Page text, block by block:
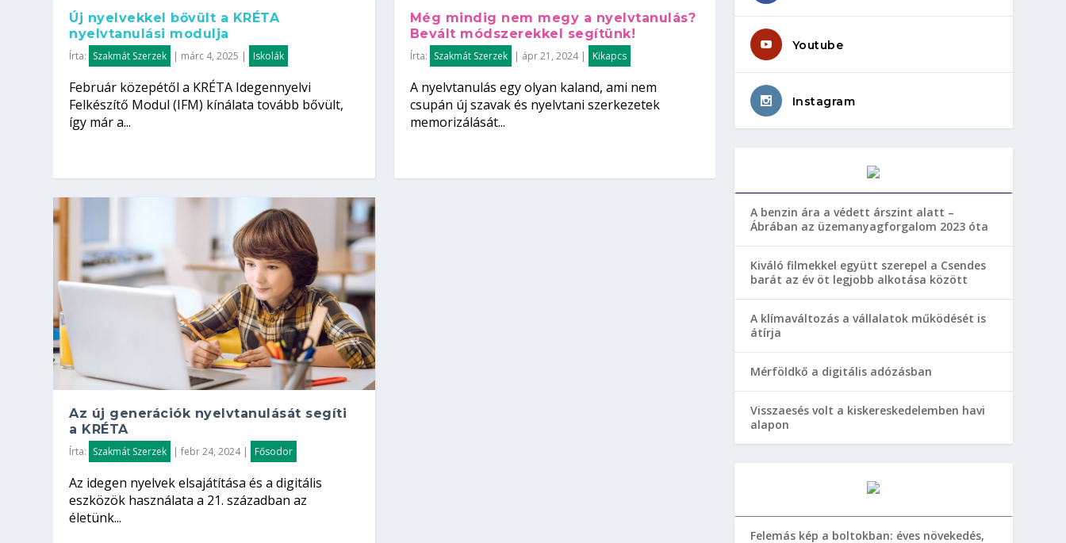
Új nyelvekkel bővült a KRÉTA
nyelvtanulási modulja
Írta: Szakmát Szerzek | márc 4, 2025 | Iskolák
Február közepétől a KRÉTA Idegennyelvi
Felkészítő Modul (IFM) kínálata tovább bővült,
így már a...
Az új generációk nyelvtanulását segíti
a KRÉTA
Írta: Szakmát Szerzek |febr 24, 2024| Fősodor
Az idegen nyelvek elsajátítása és a digitális
eszközök használata a 21. században az
életünk...
Még mindig nem megy a nyelvtanulás?
Bevált módszerekkel segítünk!
Írta: Szakmát Szerzek | ápr 21, 2024| Kikapcs
A nyelvtanulás egy olyan kaland, ami nem
csupán új szavak és nyelvtani szerkezetek
memorizálását...
Youtube
Instagram
A benzin ára a védett árszint alatt –
Ábrában az üzemanyagforgalom 2023 óta
Kiváló filmekkel együtt szerepel a Csendes
barát az év öt legjobb alkotása között
A klímaváltozás a vállalatok működését is
átírja
Mérföldkő a digitális adózásban
Visszaesés volt a kiskereskedelemben havi
alapon
Felemás kép a boltokban: éves növekedés,